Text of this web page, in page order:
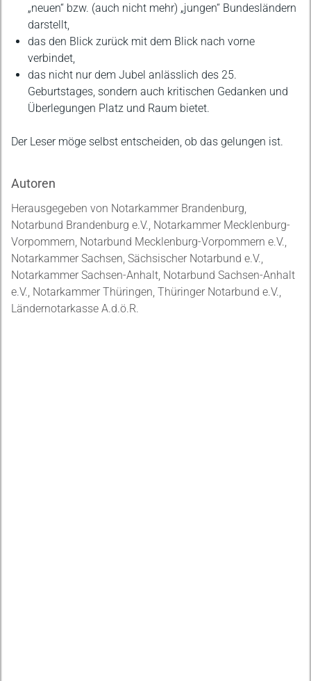
„neuen“ bzw. (auch nicht mehr) „jungen“ Bundesländern
darstellt,
das den Blick zurück mit dem Blick nach vorne
verbindet,
das nicht nur dem Jubel anlässlich des 25.
Geburtstages, sondern auch kritischen Gedanken und
Überlegungen Platz und Raum bietet.
Der Leser möge selbst entscheiden, ob das gelungen ist.
Autoren
Herausgegeben von Notarkammer Brandenburg,
Notarbund Brandenburg e.V., Notarkammer Mecklenburg-
Vorpommern, Notarbund Mecklenburg-Vorpommern e.V.,
Notarkammer Sachsen, Sächsischer Notarbund e.V.,
Notarkammer Sachsen-Anhalt, Notarbund Sachsen-Anhalt
e.V., Notarkammer Thüringen, Thüringer Notarbund e.V.,
Ländernotarkasse A.d.ö.R.